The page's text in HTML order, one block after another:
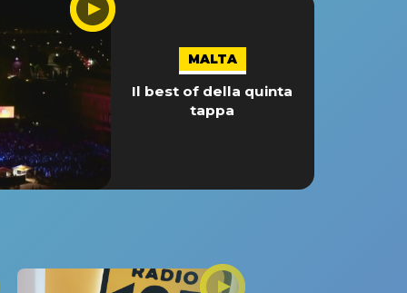
MALTA
Il best of della quinta
tappa